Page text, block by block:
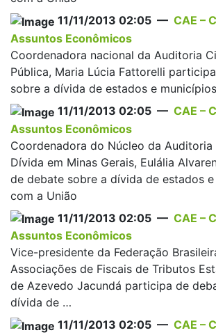
11/11/2013 02:05 — CAE –
Assuntos Econômicos
Coordenadora nacional da Auditoria
Pública, Maria Lúcia Fattorelli
sobre a dívida de estados e
11/11/2013 02:05 — CAE –
Assuntos Econômicos
Coordenadora do Núcleo da Auditoria
Dívida em Minas Gerais, Eulália
de debate sobre a dívida de estados
com a União
11/11/2013 02:05 — CAE –
Assuntos Econômicos
Vice-presidente da Federação
Associações de Fiscais de Tributos
de Azevedo Jacundá participa de
dívida de …
11/11/2013 02:05 — CAE –